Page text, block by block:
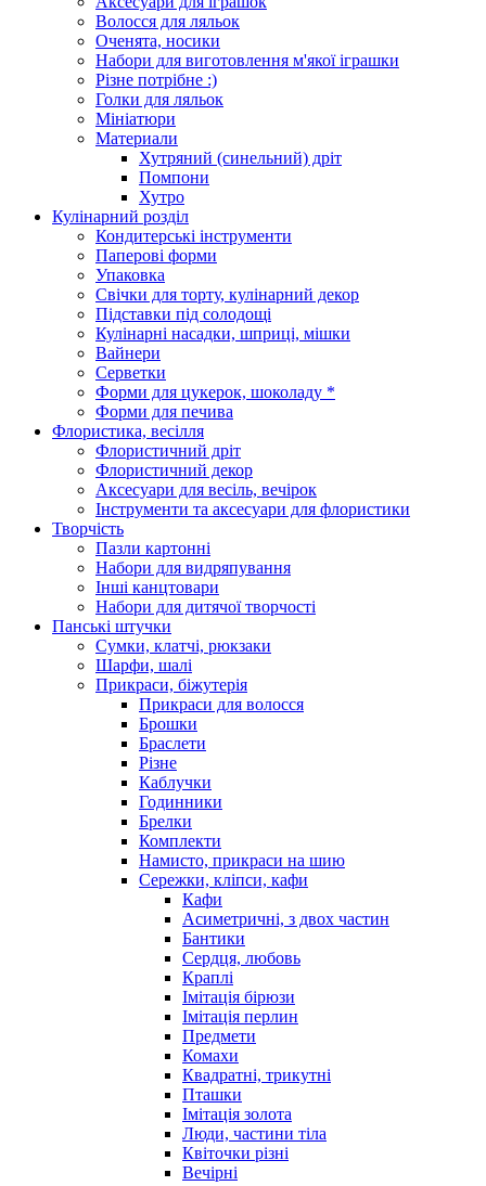
Волосся для ляльок
Оченята, носики
Набори для виготовлення м'якої іграшки
Різне потрібне :)
Голки для ляльок
Мініатюри
Материали
Хутряний (синельний) дріт
Помпони
Хутро
Кулінарний розділ
Кондитерські інструменти
Паперові форми
Упаковка
Свічки для торту, кулінарний декор
Підставки під солодощі
Кулінарні насадки, шприці, мішки
Вайнери
Серветки
Форми для цукерок, шоколаду *
Форми для печива
Флористика, весілля
Флористичний дріт
Флористичний декор
Аксесуари для весіль, вечірок
Інструменти та аксесуари для флористики
Творчість
Пазли картонні
Набори для видряпування
Інші канцтовари
Набори для дитячої творчості
Панські штучки
Сумки, клатчі, рюкзаки
Шарфи, шалі
Прикраси, біжутерія
Прикраси для волосся
Брошки
Браслети
Різне
Каблучки
Годинники
Брелки
Комплекти
Намисто, прикраси на шию
Сережки, кліпси, кафи
Кафи
Асиметричні, з двох частин
Бантики
Сердця, любовь
Краплі
Імітація бірюзи
Імітація перлин
Предмети
Комахи
Квадратні, трикутні
Пташки
Імітація золота
Люди, частини тіла
Квіточки різні
Вечірні